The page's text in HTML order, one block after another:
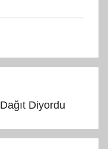
Diyordu